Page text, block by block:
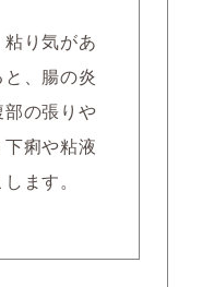
り気があ
、腸の炎
の張りや
痢や粘液
ます。